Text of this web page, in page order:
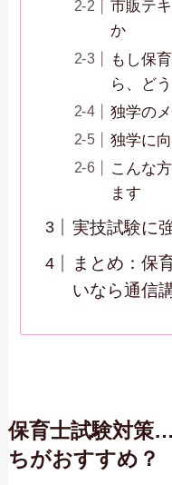
市販テ
か
もし保
ら、ど
独学の
独学に
こんな
ます
実技試験に
まとめ：保
いなら通信
保育士試験対策
ちがおすすめ？